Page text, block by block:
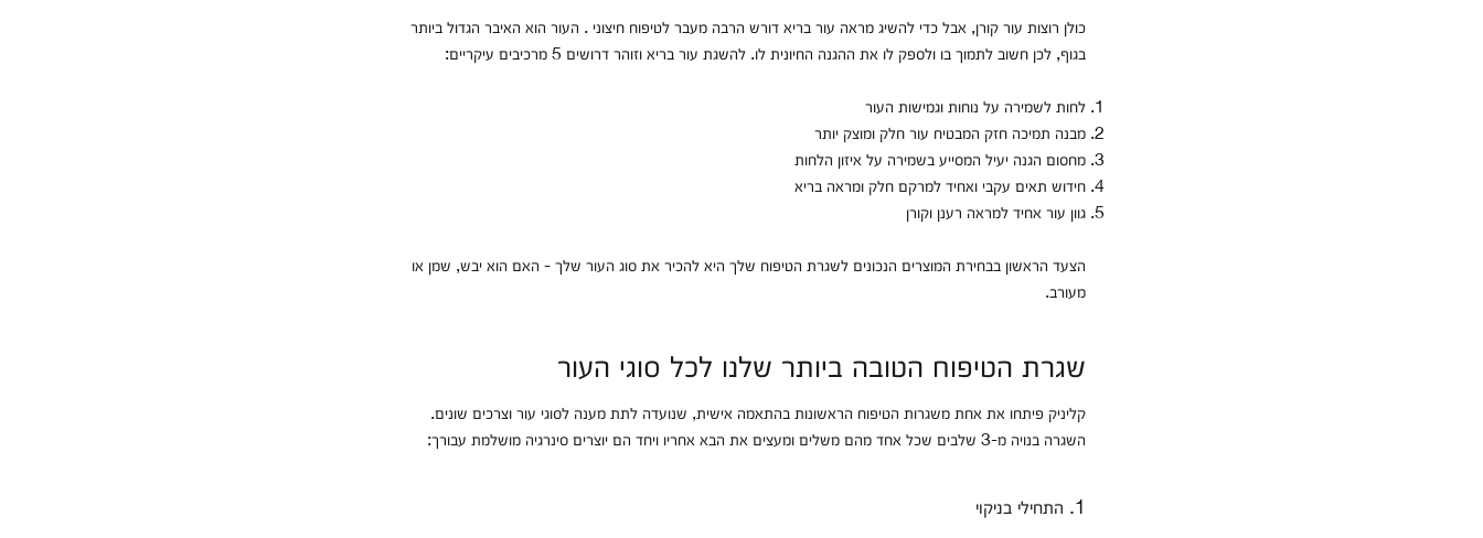
כולן רוצות עור קורן, אבל כדי להשיג מראה עור בריא דורש הרבה מעבר לטיפוח חיצוני . העור הוא האיבר הגדול ביותר
בגוף, לכן חשוב לתמוך בו ולספק לו את ההגנה החיונית לו. להשגת עור בריא וזוהר דרושים 5 מרכיבים עיקריים:
לחות לשמירה על נוחות וגמישות העור
מבנה תמיכה חזק המבטיח עור חלק ומוצק יותר
מחסום הגנה יעיל המסייע בשמירה על איזון הלחות
חידוש תאים עקבי ואחיד למרקם חלק ומראה בריא
גוון עור אחיד למראה רענן וקורן
הצעד הראשון בבחירת המוצרים הנכונים לשגרת הטיפוח שלך היא להכיר את סוג העור שלך - האם הוא יבש, שמן או
מעורב.
שגרת הטיפוח הטובה ביותר שלנו לכל סוגי העור
קליניק פיתחו את אחת משגרות הטיפוח הראשונות בהתאמה אישית, שנועדה לתת מענה לסוגי עור וצרכים שונים.
השגרה בנויה מ-3 שלבים שכל אחד מהם משלים ומעצים את הבא אחריו ויחד הם יוצרים סינרגיה מושלמת עבורך:
1. התחילי בניקוי